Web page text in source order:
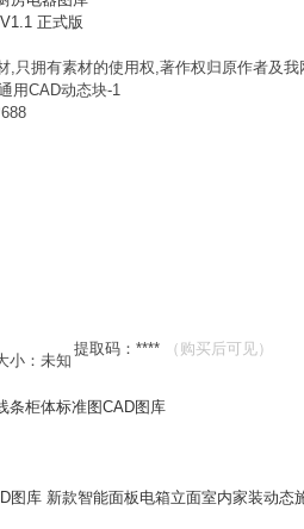
正式版
,只拥有素材的使用权,著作权归原作者及
小：未知
提取码：**** （购买后可见）
条柜体标准图CAD图库
图库 新款智能面板电箱立面室内家装动态